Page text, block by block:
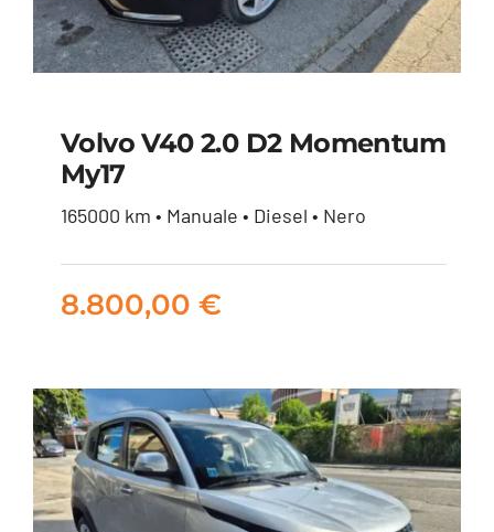
Volvo V40 2.0 d2
8.800,00
Volvo V40 2.0 D2 Momentum
My17
165000 km • Manuale • Diesel • Nero
8.800,00 €